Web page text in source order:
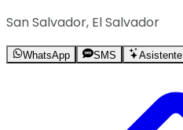
San Salvador, El Salvador
WhatsApp SMS Asistente